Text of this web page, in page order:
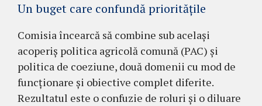
Un buget care confundă prioritățile
Comisia încearcă să combine sub același
acoperiș politica agricolă comună (PAC) și
politica de coeziune, două domenii cu mod de
funcționare și obiective complet diferite.
Rezultatul este o confuzie de roluri și o diluare